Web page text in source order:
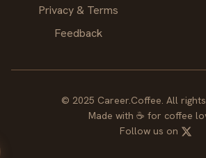
Privacy & Terms
Feedback
© 2025 Career.Coffee. All
Made with ☕ for coffee
Follow us on